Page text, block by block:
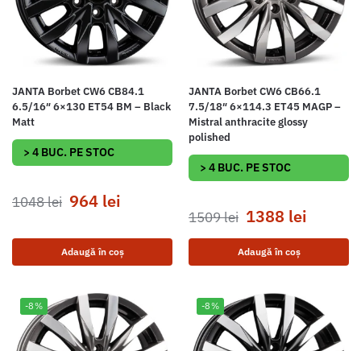
JANTA Borbet CW6 CB84.1
6.5/16″ 6×130 ET54 BM – Black
Matt
> 4 BUC. PE STOC
1048lei 964 lei
Adaugă în coș
JANTA Borbet CW6 CB66.1
7.5/18″ 6×114.3 ET45 MAGP –
Mistral anthracite glossy
polished
> 4 BUC. PE STOC
1509lei 1388 lei
Adaugă în coș
-8% -8%